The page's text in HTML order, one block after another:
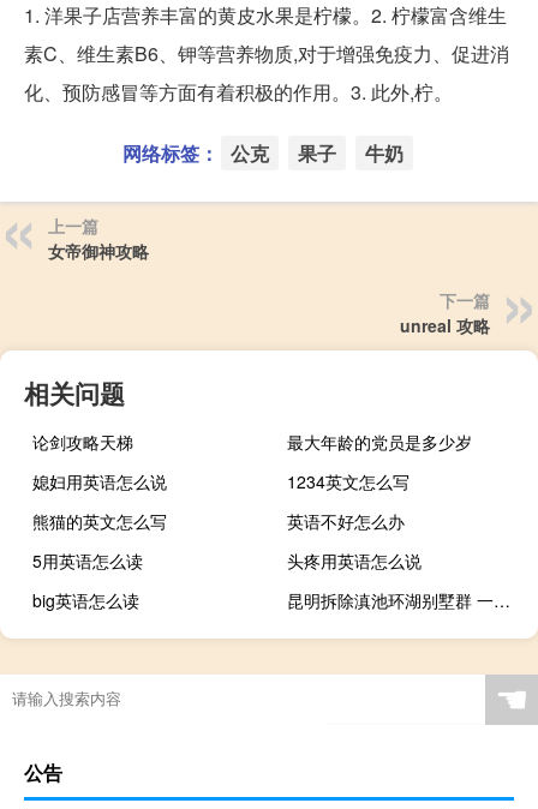
1. 洋果子店营养丰富的黄皮水果是柠檬。2. 柠檬富含维生
素C、维生素B6、钾等营养物质,对于增强免疫力、促进消
化、预防感冒等方面有着积极的作用。3. 此外,柠。
网络标签： 公克 果子 牛奶
上一篇
女帝御神攻略
下一篇
unreal 攻略
相关问题
论剑攻略天梯
最大年龄的党员是多少岁
媳妇用英语怎么说
1234英文怎么写
熊猫的英文怎么写
英语不好怎么办
5用英语怎么读
头疼用英语怎么说
big英语怎么读
昆明拆除滇池环湖别墅群 一千多名人力连夜整改
☚
公告